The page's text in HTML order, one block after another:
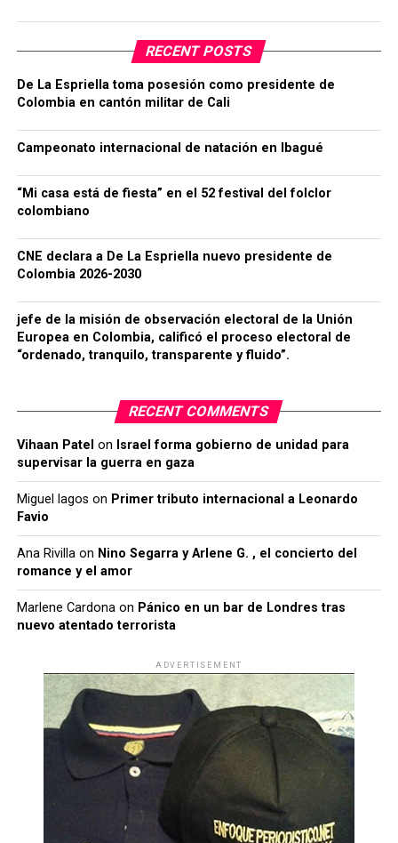
RECENT POSTS
De La Espriella toma posesión como presidente de
Colombia en cantón militar de Cali
Campeonato internacional de natación en Ibagué
“Mi casa está de fiesta” en el 52 festival del folclor
colombiano
CNE declara a De La Espriella nuevo presidente de
Colombia 2026-2030
jefe de la misión de observación electoral de la Unión
Europea en Colombia, calificó el proceso electoral de
“ordenado, tranquilo, transparente y fluido”.
RECENT COMMENTS
Vihaan Patel on Israel forma gobierno de unidad para
supervisar la guerra en gaza
Miguel lagos on Primer tributo internacional a Leonardo
Favio
Ana Rivillaon Nino Segarra y Arlene G. , el concierto del
romance y el amor
Marlene Cardonaon Pánico en un bar de Londres tras
nuevo atentado terrorista
ADVERTISEMENT